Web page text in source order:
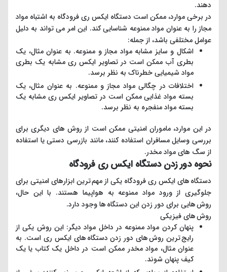
دهند.
در برخی موارد، ممکن است دستگاه ایکس ری فرودگاه به اشتباه مواد
مجاز را به عنوان مواد ممنوعه شناسایی کند. این امر می تواند به دلیل
عوامل مختلفی باشد، از جمله:
اشکال و سایز مشابه مواد مجاز و ممنوعه. به عنوان مثال، یک
بطری آب ممکن است در تصاویر ایکس ری مشابه یک بطری
مواد شیمیایی خطرناک به نظر برسد.
اختلافات در چگالی مواد مجاز و ممنوعه. به عنوان مثال، یک
بسته مواد غذایی ممکن است در تصاویر ایکس ری مشابه یک
بسته مواد منفجره به نظر برسد.
در این موارد، ماموران امنیتی ممکن است از روش های دیگری برای
بررسی وسایل مسافران استفاده کنند، مانند بازرسی دستی یا استفاده
از سگ های مواد مخدر.
نحوه دور زدن دستگاه ایکس ری فرودگاه
دستگاه های ایکس ری فرودگاه یکی از مهم ترین ابزارهای امنیتی برای
جلوگیری از ورود مواد ممنوعه به هواپیما هستند. با این حال،
روش هایی برای دور زدن این دستگاه ها وجود دارد.
روش های فیزیکی
پنهان کردن مواد ممنوعه در داخل مواد دیگر: این روش یکی از
رایج ترین روش های دور زدن دستگاه های ایکس ری است. به
عنوان مثال، مواد مخدر ممکن است در داخل یک کتاب یا یک
کیف پنهان شوند.